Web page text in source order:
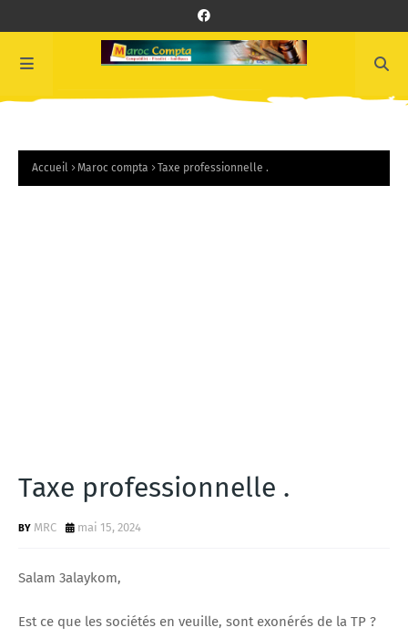
Accueil Maroc compta Taxe professionnelle .
Taxe professionnelle .
MRC mai 15, 2024
Salam 3alaykom,
Est ce que les sociétés en veuille, sont exonérés de la TP ?